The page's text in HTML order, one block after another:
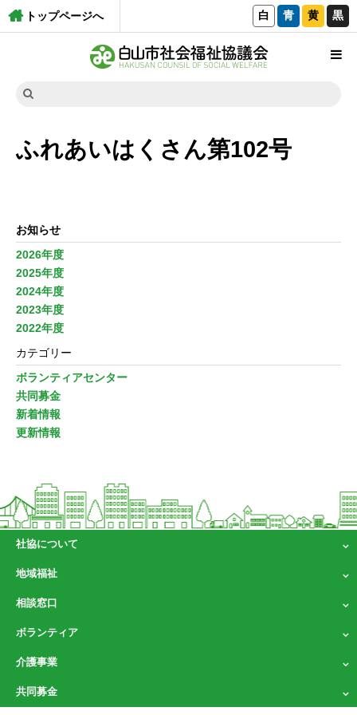
トップページへ 白 青 黄 黒
ふれあいはくさん第102号
お知らせ
2026年度
2025年度
2024年度
2023年度
2022年度
カテゴリー
ボランティアセンター
共同募金
新着情報
更新情報
社協について
地域福祉
相談窓口
ボランティア
介護事業
共同募金